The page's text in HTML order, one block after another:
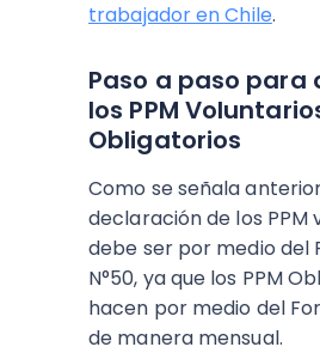
trabajador en Chile.
Paso a paso para
los PPM
Obligatorios
Como se señala
declaración de los PPM
debe ser por medio del
N°50, ya que los PPM
hacen por medio del
de manera mensual.